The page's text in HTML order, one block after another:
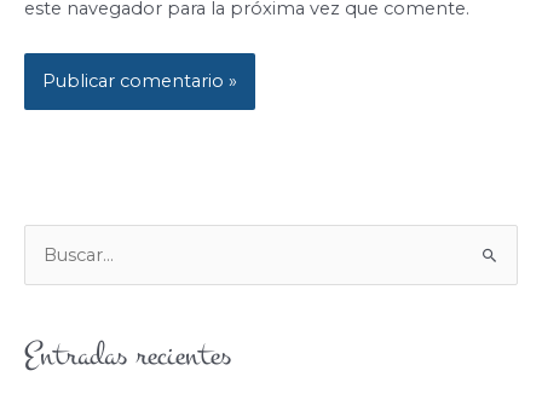
este navegador para la próxima vez que comente.
U
C
Entradas recientes